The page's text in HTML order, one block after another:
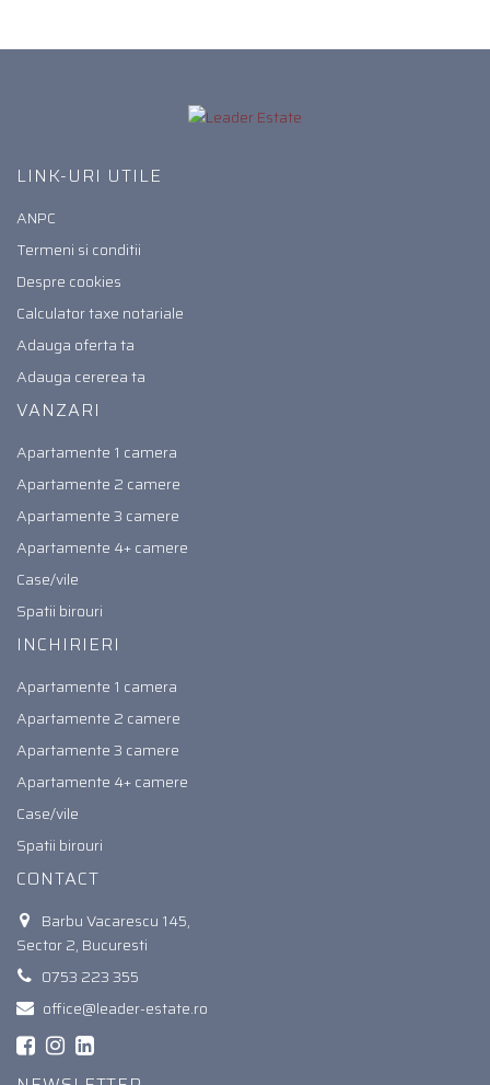
LINK-URI UTILE
ANPC
Termeni si conditii
Despre cookies
Calculator taxe notariale
Adauga oferta ta
Adauga cererea ta
VANZARI
Apartamente 1 camera
Apartamente 2 camere
Apartamente 3 camere
Apartamente 4+ camere
Case/vile
Spatii birouri
INCHIRIERI
Apartamente 1 camera
Apartamente 2 camere
Apartamente 3 camere
Apartamente 4+ camere
Case/vile
Spatii birouri
CONTACT
Barbu Vacarescu 145,
Sector 2, Bucuresti
0753 223 355
office@leader-estate.ro